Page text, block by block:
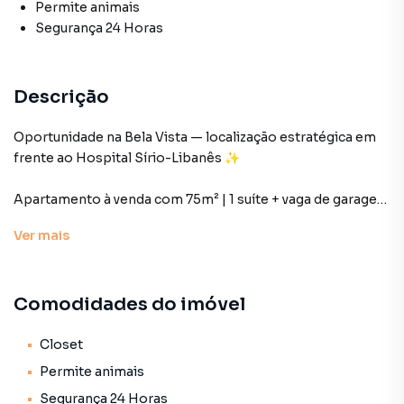
Permite animais
Segurança 24 Horas
Descrição
Oportunidade na Bela Vista — localização estratégica em
frente ao Hospital Sírio-Libanês ✨
Apartamento à venda com 75m² | 1 suíte + vaga de garagem
Ideal para quem busca morar ou investir em uma das
📍 Destaques da localização:
• Em frente ao Hospital Sírio-Libanês
• A poucos minutos da FGV (Fundação Getulio Vargas)
Ver mais
Comodidades do imóvel
Closet
Permite animais
Segurança 24 Horas